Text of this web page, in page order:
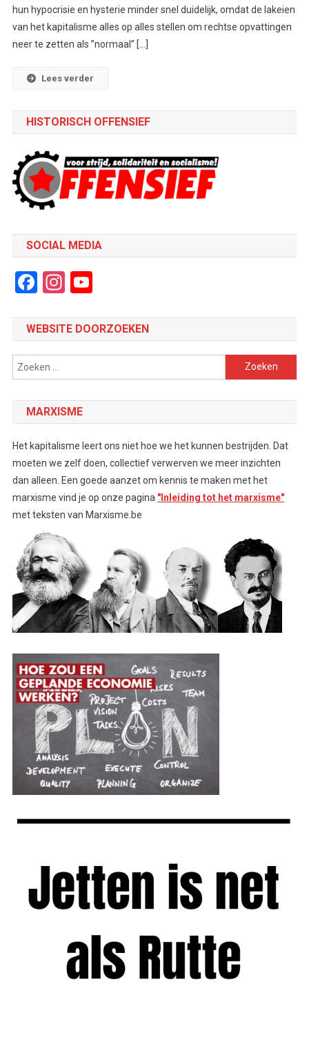
hun hypocrisie en hysterie minder snel duidelijk, omdat de lakeien
van het kapitalisme alles op alles stellen om rechtse opvattingen
neer te zetten als ”normaal” […]
Lees verder
HISTORISCH OFFENSIEF
SOCIAL MEDIA
Facebook
Instagram
YouTube
WEBSITE DOORZOEKEN
Zoeken
naar:
MARXISME
Het kapitalisme leert ons niet hoe we het kunnen bestrijden. Dat
moeten we zelf doen, collectief verwerven we meer inzichten
dan alleen. Een goede aanzet om kennis te maken met het
marxisme vind je op onze pagina "Inleiding tot het marxisme"
met teksten van Marxisme.be